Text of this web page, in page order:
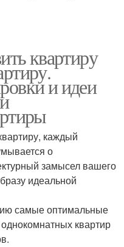
квартиру
и идеи
каждый
о
замысел вашего
идеальной
самые оптимальные
квартир